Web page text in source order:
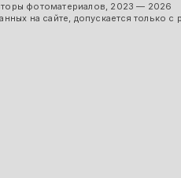
фотоматериалов, 2023 — 2026
на сайте, допускается только с